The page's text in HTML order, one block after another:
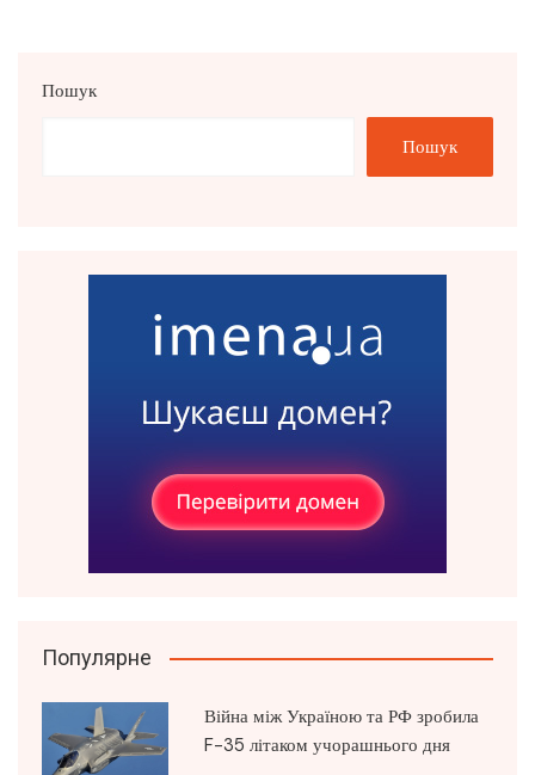
Пошук
Пошук
Популярне
Війна між Україною та РФ зробила
F-35 літаком учорашнього дня